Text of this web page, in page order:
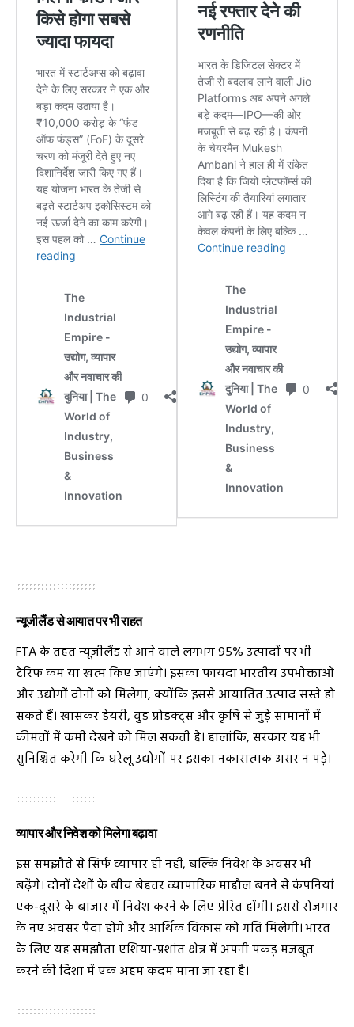
न्यूजीलैंड से आयात पर भी राहत
FTA के तहत न्यूजीलैंड से आने वाले लगभग 95% उत्पादों पर भी
टैरिफ कम या खत्म किए जाएंगे। इसका फायदा भारतीय उपभोक्ताओं
और उद्योगों दोनों को मिलेगा, क्योंकि इससे आयातित उत्पाद सस्ते हो
सकते हैं। खासकर डेयरी, वुड प्रोडक्ट्स और कृषि से जुड़े सामानों में
कीमतों में कमी देखने को मिल सकती है। हालांकि, सरकार यह भी
सुनिश्चित करेगी कि घरेलू उद्योगों पर इसका नकारात्मक असर न पड़े।
व्यापार और निवेश को मिलेगा बढ़ावा
इस समझौते से सिर्फ व्यापार ही नहीं, बल्कि निवेश के अवसर भी
बढ़ेंगे। दोनों देशों के बीच बेहतर व्यापारिक माहौल बनने से कंपनियां
एक-दूसरे के बाजार में निवेश करने के लिए प्रेरित होंगी। इससे रोजगार
के नए अवसर पैदा होंगे और आर्थिक विकास को गति मिलेगी। भारत
के लिए यह समझौता एशिया-प्रशांत क्षेत्र में अपनी पकड़ मजबूत
करने की दिशा में एक अहम कदम माना जा रहा है।